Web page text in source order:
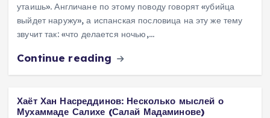
утаишь». Англичане по этому поводу говорят «убийца
выйдет наружу», а испанская пословица на эту же тему
звучит так: «что делается ночью,…
Continue reading
Хаёт Хан Насреддинов: Несколько мыслей о
Мухаммаде Салихе (Салай Мадаминове)